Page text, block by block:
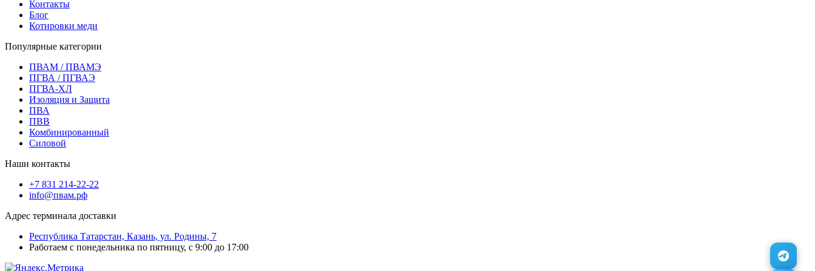
Контакты
Блог
Котировки меди
Популярные категории
ПВАМ / ПВАМЭ
ПГВА / ПГВАЭ
ПГВА-ХЛ
Изоляция и Защита
ПВА
ПВВ
Комбинированный
Силовой
Наши контакты
+7 831 214-22-22
info@пвам.рф
Адрес терминала доставки
Республика Татарстан, Казань, ул. Родины, 7
Работаем с понедельника по пятницу, с 9:00 до 17:00